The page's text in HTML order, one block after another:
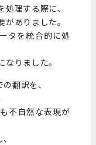
理する際に、
ありました。
タを統合的に処
りました。
翻訳を、
不自然な表現が